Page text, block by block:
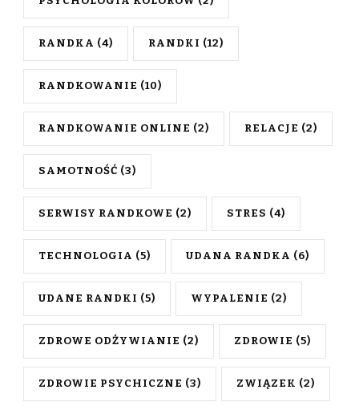
RANDKA (4) RANDKI (12)
RANDKOWANIE (10)
RANDKOWANIE ONLINE (2) RELACJE (2)
SAMOTNOŚĆ (3)
SERWISY RANDKOWE (2) STRES (4)
TECHNOLOGIA (5) UDANA RANDKA (6)
UDANE RANDKI (5) WYPALENIE (2)
ZDROWE ODŻYWIANIE (2) ZDROWIE (5)
ZDROWIE PSYCHICZNE (3) ZWIĄZEK (2)